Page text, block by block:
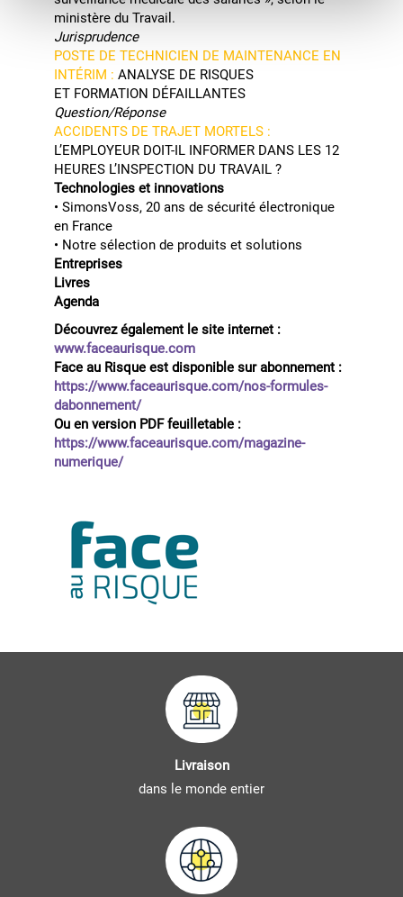
ministère du Travail.
Jurisprudence
POSTE DE TECHNICIEN DE MAINTENANCE EN
INTÉRIM : ANALYSE DE RISQUES
ET FORMATION DÉFAILLANTES
Question/Réponse
ACCIDENTS DE TRAJET MORTELS :
L’EMPLOYEUR DOIT-IL INFORMER DANS LES 12
HEURES L’INSPECTION DU TRAVAIL ?
Technologies et innovations
• SimonsVoss, 20 ans de sécurité électronique
en France
• Notre sélection de produits et solutions
Entreprises
Livres
Agenda
Découvrez également le site internet :
www.faceaurisque.com
Face au Risque est disponible sur abonnement :
https://www.faceaurisque.com/nos-formules-
dabonnement/
Ou en version PDF feuilletable :
https://www.faceaurisque.com/magazine-
numerique/
Livraison
dans le monde entier